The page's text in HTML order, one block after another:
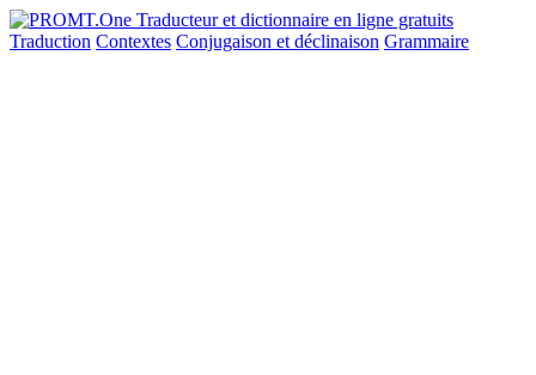
Traduction Contextes Conjugaison et déclinaison Grammaire